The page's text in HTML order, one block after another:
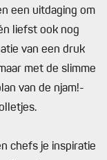
een uitdaging om
liefst ook nog
van een druk
met de slimme
van de njam!-
chefs je inspiratie